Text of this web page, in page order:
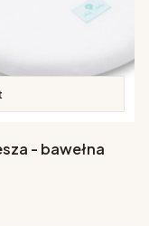
- bawełna